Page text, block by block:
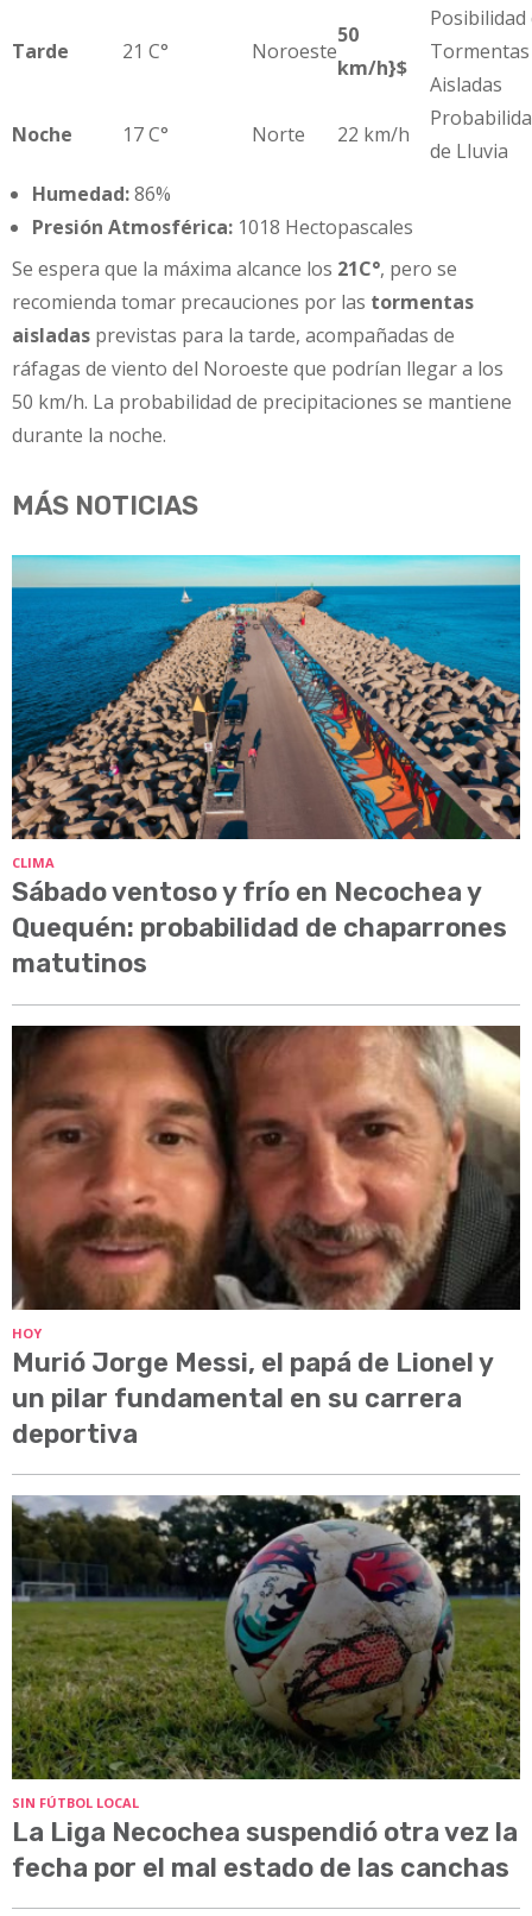
Tarde 21 C° Noroeste
50
km/h}$
Posibilidad
Tormentas
Aisladas
Noche
17 C° Norte 22 km/h
de Lluvia
Humedad:86%
Presión Atmosférica: 1018 Hectopascales
Se espera que la máxima alcance los 21C°, pero se
recomienda tomar precauciones por las tormentas
aisladas previstas para la tarde, acompañadas de
ráfagas de viento del Noroeste que podrían llegar a los
50 km/h. La probabilidad de precipitaciones se mantiene
durante la noche.
MÁS NOTICIAS
CLIMA
Sábado ventoso y frío en Necochea y
Quequén: probabilidad de chaparrones
matutinos
HOY
Murió Jorge Messi, el papá de Lionel y
un pilar fundamental en su carrera
deportiva
SIN FÚTBOL LOCAL
La Liga Necochea suspendió otra vez la
fecha por el mal estado de las canchas